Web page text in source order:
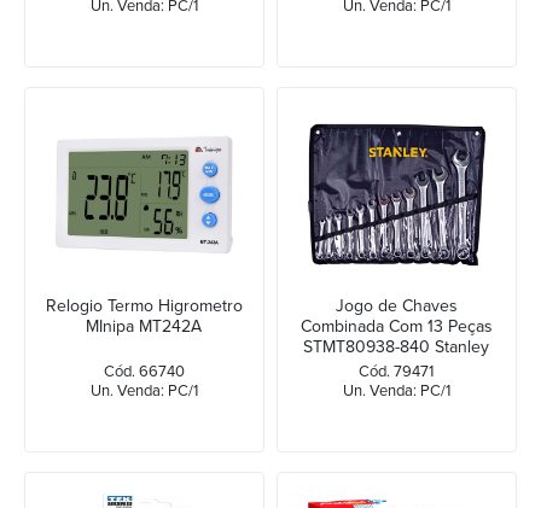
Un. Venda: PC/1
Un. Venda: PC/1
Relogio Termo Higrometro
MInipa MT242A
Cód. 66740
Un. Venda: PC/1
Jogo de Chaves
Combinada Com 13 Peças
STMT80938-840 Stanley
Cód. 79471
Un. Venda: PC/1